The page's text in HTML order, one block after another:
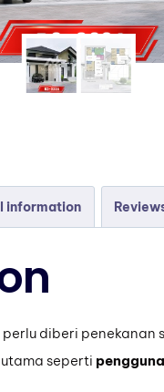
information
diberi penekanan
seperti